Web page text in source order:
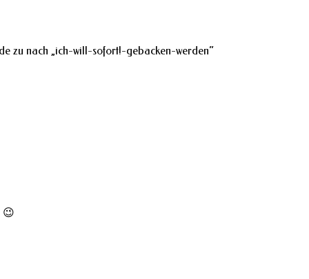
zu nach „ich-will-sofort!-gebacken-werden“
😉